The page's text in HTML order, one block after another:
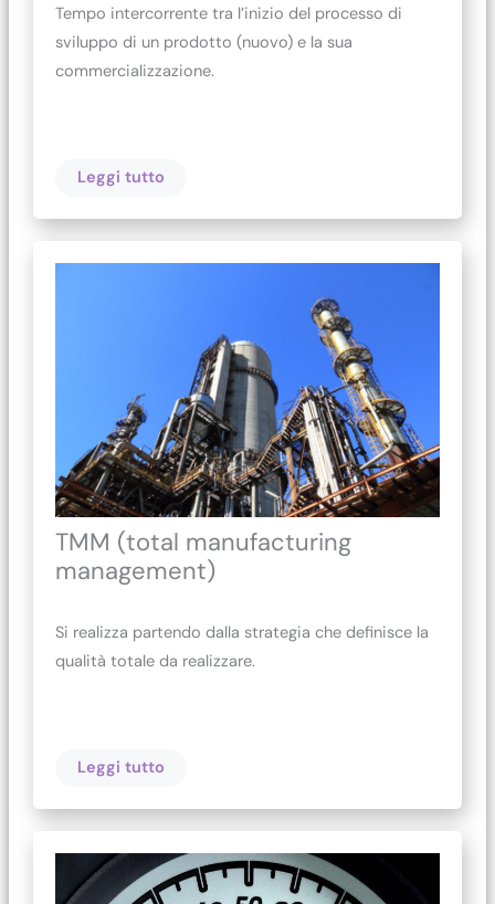
Tempo intercorrente tra l’inizio del processo di
sviluppo di un prodotto (nuovo) e la sua
commercializzazione.
Leggi tutto
TMM (total manufacturing
management)
Si realizza partendo dalla strategia che definisce la
qualità totale da realizzare.
Leggi tutto